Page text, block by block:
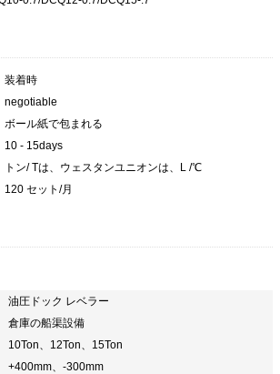
装着時
negotiable
ボール紙で包まれる
10 - 15days
トン/ Tは、ウェスタンユニオンは、L /℃
120 セット/月
油圧ドック レベラー
倉庫の船渠設備
10Ton、12Ton、15Ton
+400mm、-300mm